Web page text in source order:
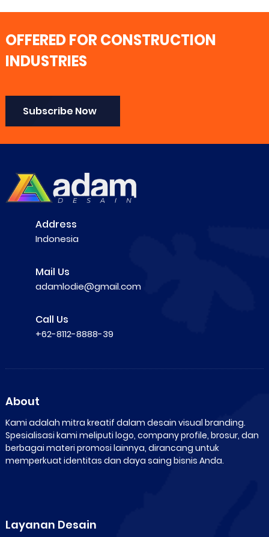
OFFERED FOR CONSTRUCTION
INDUSTRIES
Subscribe Now
Address
Indonesia
Mail Us
adamlodie@gmail.com
Call Us
+62-8112-8888-39
About
Kami adalah mitra kreatif dalam desain visual branding.
Spesialisasi kami meliputi logo, company profile, brosur, dan
berbagai materi promosi lainnya, dirancang untuk
memperkuat identitas dan daya saing bisnis Anda.
Layanan Desain